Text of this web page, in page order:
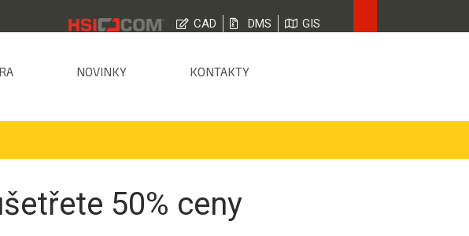
CAD DMS GIS
NOVINKY KONTAKTY
50% ceny